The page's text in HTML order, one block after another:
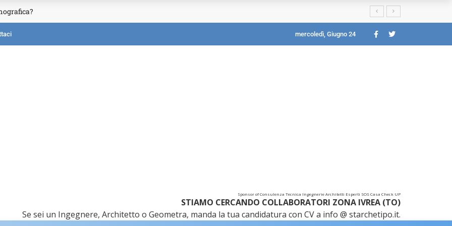
mercoledì, Giugno 24
Sponsor of Consulenza Tecnica Ingegnerie Architetti Esperti SOS Casa Check UP
STIAMO CERCANDO COLLABORATORI ZONA IVREA (TO)
Se sei un Ingegnere, Architetto o Geometra, manda la tua candidatura con CV a info @ starchetipo.it.